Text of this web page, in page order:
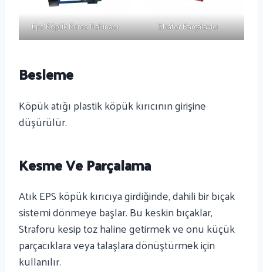
Eps Köpük Kırma Makinası Strafor Parçalayıcı
Besleme
Köpük atığı plastik köpük kırıcının girişine
düşürülür.
Kesme Ve Parçalama
Atık EPS köpük kırıcıya girdiğinde, dahili bir bıçak
sistemi dönmeye başlar. Bu keskin bıçaklar,
Straforu kesip toz haline getirmek ve onu küçük
parçacıklara veya talaşlara dönüştürmek için
kullanılır.